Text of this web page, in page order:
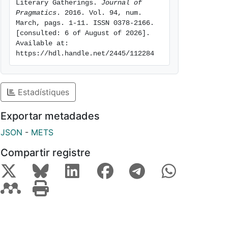
Literary Gatherings. Journal of
Pragmatics . 2016. Vol. 94, num.
March, pags. 1-11. ISSN 0378-2166.
[consulted: 6 of August of 2026].
Available at:
https://hdl.handle.net/2445/112284
Estadístiques
Exportar metadades
JSON - METS
Compartir registre